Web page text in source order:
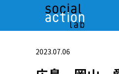
2023.07.06